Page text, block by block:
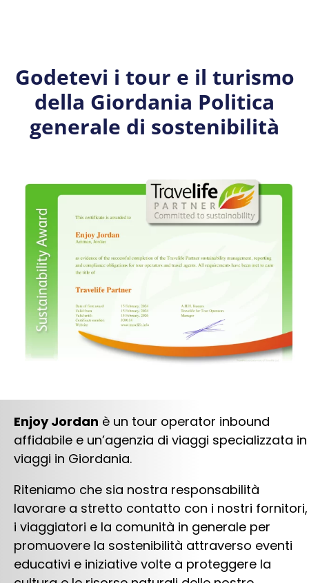
Godetevi i tour e il turismo
della Giordania Politica
generale di sostenibilità
Enjoy Jordan è un tour operator inbound
affidabile e un’agenzia di viaggi specializzata in
viaggi in Giordania.
Riteniamo che sia nostra responsabilità
lavorare a stretto contatto con i nostri fornitori,
i viaggiatori e la comunità in generale per
promuovere la sostenibilità attraverso eventi
educativi e iniziative volte a proteggere la